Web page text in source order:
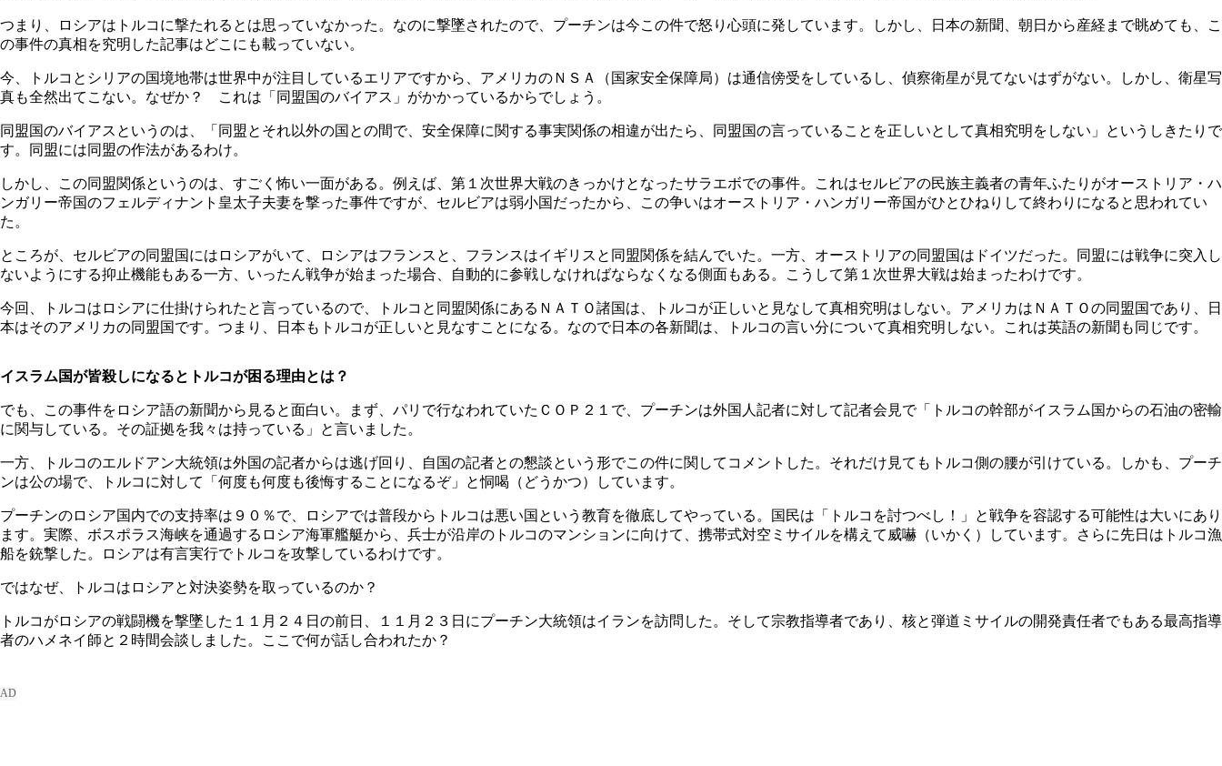
つまり、ロシアはトルコに撃たれるとは思っていなかった。なのに撃墜されたので、プーチンは今この件で怒り心頭に発しています。しかし、日本の新聞、朝日から産経まで眺めても、こ
の事件の真相を究明した記事はどこにも載っていない。
今、トルコとシリアの国境地帯は世界中が注目しているエリアですから、アメリカのＮＳＡ（国家安全保障局）は通信傍受をしているし、偵察衛星が見てないはずがない。しかし、衛星写
真も全然出てこない。なぜか？ これは「同盟国のバイアス」がかかっているからでしょう。
同盟国のバイアスというのは、「同盟とそれ以外の国との間で、安全保障に関する事実関係の相違が出たら、同盟国の言っていることを正しいとして真相究明をしない」というしきたりで
す。同盟には同盟の作法があるわけ。
しかし、この同盟関係というのは、すごく怖い一面がある。例えば、第１次世界大戦のきっかけとなったサラエボでの事件。これはセルビアの民族主義者の青年ふたりがオーストリア・ハ
ンガリー帝国のフェルディナント皇太子夫妻を撃った事件ですが、セルビアは弱小国だったから、この争いはオーストリア・ハンガリー帝国がひとひねりして終わりになると思われてい
た。
ところが、セルビアの同盟国にはロシアがいて、ロシアはフランスと、フランスはイギリスと同盟関係を結んでいた。一方、オーストリアの同盟国はドイツだった。同盟には戦争に突入し
ないようにする抑止機能もある一方、いったん戦争が始まった場合、自動的に参戦しなければならなくなる側面もある。こうして第１次世界大戦は始まったわけです。
今回、トルコはロシアに仕掛けられたと言っているので、トルコと同盟関係にあるＮＡＴＯ諸国は、トルコが正しいと見なして真相究明はしない。アメリカはＮＡＴＯの同盟国であり、日
本はそのアメリカの同盟国です。つまり、日本もトルコが正しいと見なすことになる。なので日本の各新聞は、トルコの言い分について真相究明しない。これは英語の新聞も同じです。
イスラム国が皆殺しになるとトルコが困る理由とは？
でも、この事件をロシア語の新聞から見ると面白い。まず、パリで行なわれていたＣＯＰ２１で、プーチンは外国人記者に対して記者会見で「トルコの幹部がイスラム国からの石油の密輸
に関与している。その証拠を我々は持っている」と言いました。
一方、トルコのエルドアン大統領は外国の記者からは逃げ回り、自国の記者との懇談という形でこの件に関してコメントした。それだけ見てもトルコ側の腰が引けている。しかも、プーチ
ンは公の場で、トルコに対して「何度も何度も後悔することになるぞ」と恫喝（どうかつ）しています。
プーチンのロシア国内での支持率は９０％で、ロシアでは普段からトルコは悪い国という教育を徹底してやっている。国民は「トルコを討つべし！」と戦争を容認する可能性は大いにあり
ます。実際、ボスポラス海峡を通過するロシア海軍艦艇から、兵士が沿岸のトルコのマンションに向けて、携帯式対空ミサイルを構えて威嚇（いかく）しています。さらに先日はトルコ漁
船を銃撃した。ロシアは有言実行でトルコを攻撃しているわけです。
ではなぜ、トルコはロシアと対決姿勢を取っているのか？
トルコがロシアの戦闘機を撃墜した１１月２４日の前日、１１月２３日にプーチン大統領はイランを訪問した。そして宗教指導者であり、核と弾道ミサイルの開発責任者でもある最高指導
者のハメネイ師と２時間会談しました。ここで何が話し合われたか？